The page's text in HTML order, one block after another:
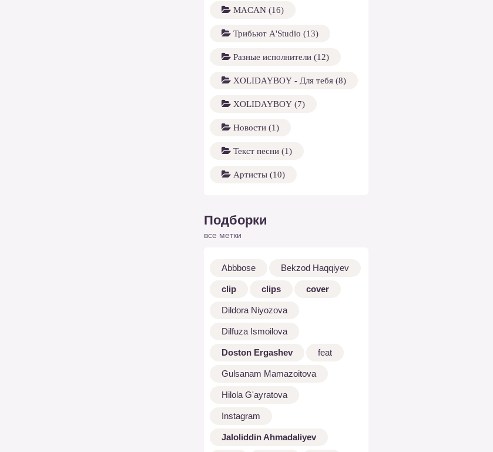
MACAN (16)
Трибьют A'Studio (13)
Разные исполнители (12)
XOLIDAYBOY - Для тебя (8)
XOLIDAYBOY (7)
Новости (1)
Текст песни (1)
Артисты (10)
Подборки
все метки
Abbbose Bekzod Haqqiyev
clip clips cover
Dildora Niyozova
Dilfuza Ismoilova
Doston Ergashev feat
Gulsanam Mamazoitova
Hilola G'ayratova
Instagram
Jaloliddin Ahmadaliyev